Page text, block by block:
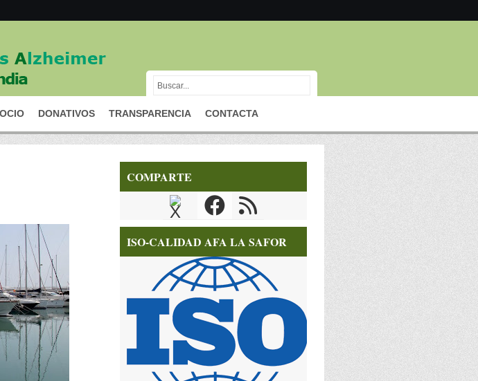
DONATIVOS TRANSPARENCIA CONTACTA
COMPARTE
ISO-CALIDAD AFA LA SAFOR